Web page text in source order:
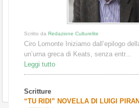
Scritto da Redazione Culturelite
Ciro Lomonte Iniziamo dall’epilogo
un’urna greca di Keats, senza entr...
Leggi tutto
Scritture
“TU RIDI” NOVELLA DI LUIGI